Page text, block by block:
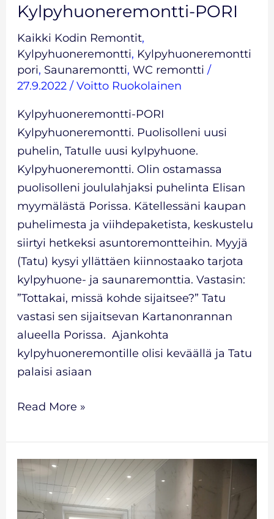
Kylpyhuoneremontti-PORI
Kaikki Kodin Remontit,
Kylpyhuoneremontti, Kylpyhuoneremontti
pori, Saunaremontti, WC remontti /
27.9.2022 / Voitto Ruokolainen
Kylpyhuoneremontti-PORI
Kylpyhuoneremontti. Puolisolleni uusi
puhelin, Tatulle uusi kylpyhuone.
Kylpyhuoneremontti. Olin ostamassa
puolisolleni joululahjaksi puhelinta Elisan
myymälästä Porissa. Kätellessäni kaupan
puhelimesta ja viihdepaketista, keskustelu
siirtyi hetkeksi asuntoremontteihin. Myyjä
(Tatu) kysyi yllättäen kiinnostaako tarjota
kylpyhuone- ja saunaremonttia. Vastasin:
”Tottakai, missä kohde sijaitsee?” Tatu
vastasi sen sijaitsevan Kartanonrannan
alueella Porissa. Ajankohta
kylpyhuoneremontille olisi keväällä ja Tatu
palaisi asiaan
Read More »
Kylpyhuoneremontti-
Turku-
Rauma-